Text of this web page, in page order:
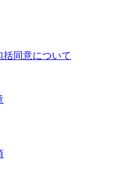
同意について